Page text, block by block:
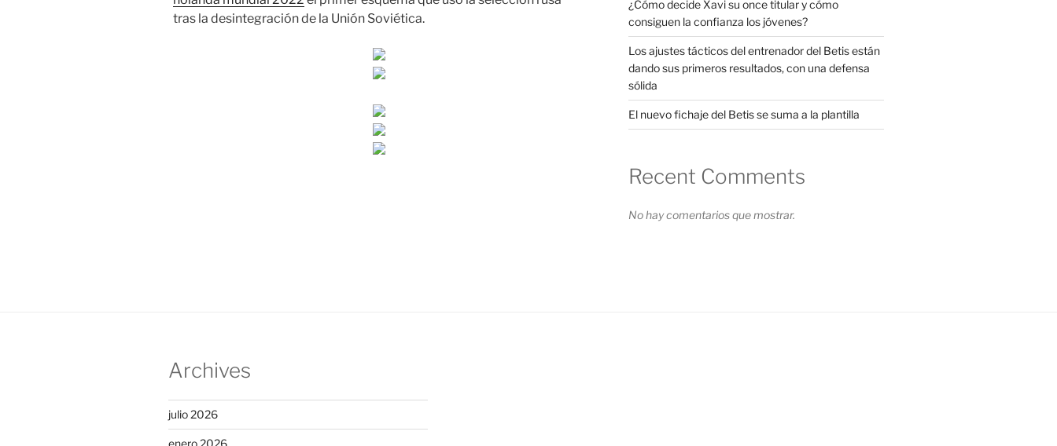
tras la desintegración de la Unión Soviética.
¿Cómo decide Xavi su once titular y cómo
consiguen la confianza los jóvenes?
Los ajustes tácticos del entrenador del Betis están
dando sus primeros resultados, con una defensa
sólida
El nuevo fichaje del Betis se suma a la plantilla
Recent Comments
No hay comentarios que mostrar.
Archives
julio 2026